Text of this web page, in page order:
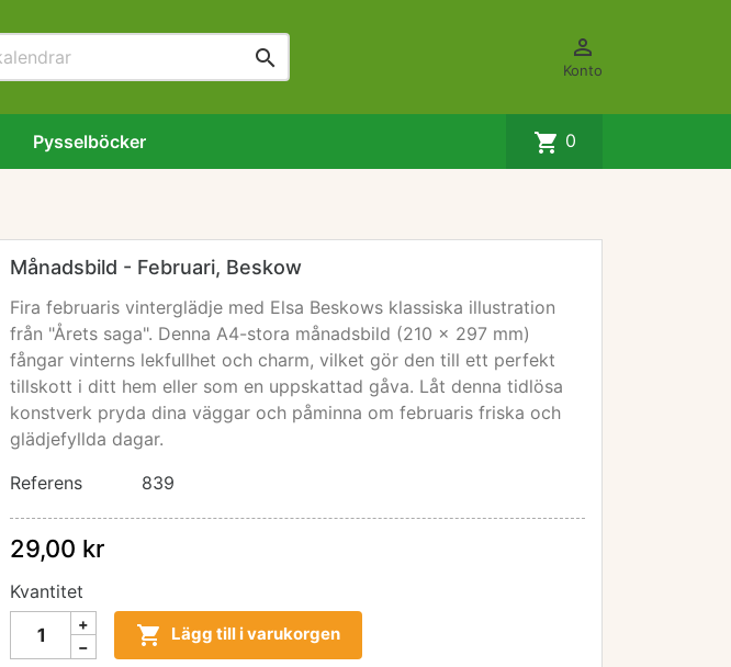
 
Konto
Pysselböcker shopping_cart 0
Månadsbild - Februari, Beskow
Fira februaris vinterglädje med Elsa Beskows klassiska illustration
från "Årets saga". Denna A4-stora månadsbild (210 x 297 mm)
fångar vinterns lekfullhet och charm, vilket gör den till ett perfekt
tillskott i ditt hem eller som en uppskattad gåva. Låt denna tidlösa
konstverk pryda dina väggar och påminna om februaris friska och
glädjefyllda dagar.
Referens
839
29,00 kr
Kvantitet
 Lägg till i varukorgen